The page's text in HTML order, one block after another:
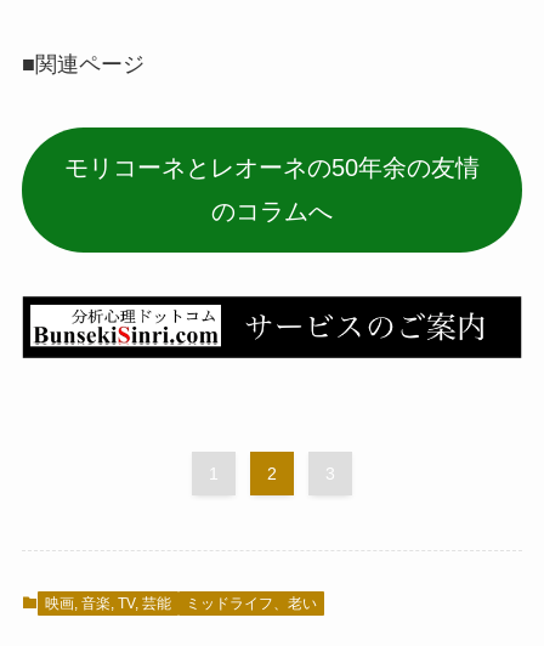
■関連ページ
モリコーネとレオーネの50年余の友情
のコラムへ
1 2 3
映画, 音楽, TV, 芸能 ミッドライフ、老い